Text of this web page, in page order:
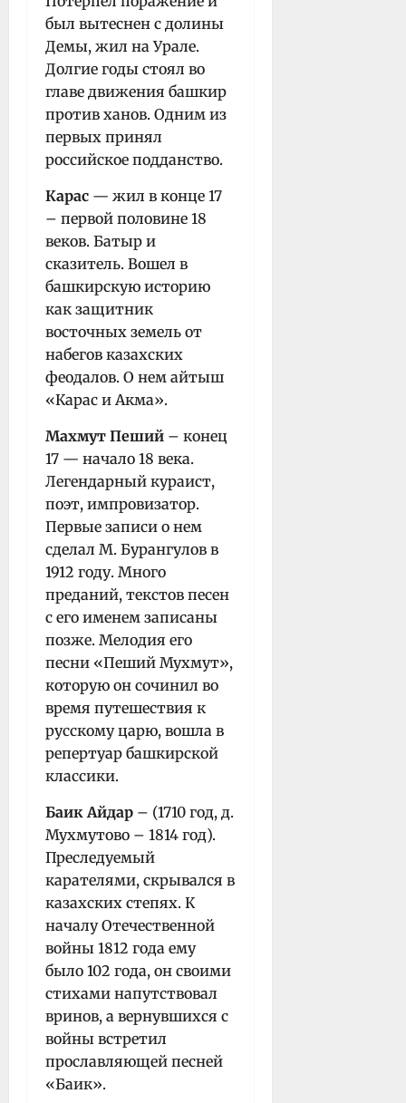
был вытеснен с долины
Демы, жил на Урале.
Долгие годы стоял во
главе движения башкир
против ханов. Одним из
первых принял
российское подданство.
Карас — жил в конце 17
– первой половине 18
веков. Батыр и
сказитель. Вошел в
башкирскую историю
как защитник
восточных земель от
набегов казахских
феодалов. О нем айтыш
«Карас и Акма».
Махмут Пеший – конец
17 — начало 18 века.
Легендарный кураист,
поэт, импровизатор.
Первые записи о нем
сделал М. Бурангулов в
1912 году. Много
преданий, текстов песен
с его именем записаны
позже. Мелодия его
песни «Пеший Мухмут»,
которую он сочинил во
время путешествия к
русскому царю, вошла в
репертуар башкирской
классики.
Баик Айдар – (1710 год, д.
Мухмутово – 1814 год).
Преследуемый
карателями, скрывался в
казахских степях. К
началу Отечественной
войны 1812 года ему
было 102 года, он своими
стихами напутствовал
вринов, а вернувшихся с
войны встретил
прославляющей песней
«Баик».